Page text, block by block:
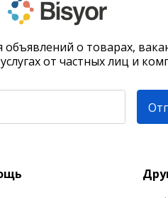
о товарах,
от частных лиц и